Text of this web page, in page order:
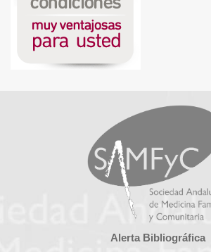
Alerta Bibliográfica